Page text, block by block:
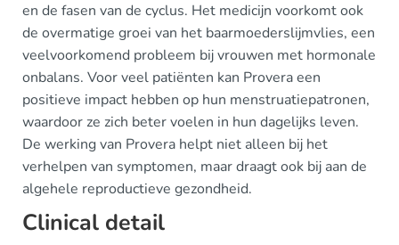
en de fasen van de cyclus. Het medicijn voorkomt ook
de overmatige groei van het baarmoederslijmvlies, een
veelvoorkomend probleem bij vrouwen met hormonale
onbalans. Voor veel patiënten kan Provera een
positieve impact hebben op hun menstruatiepatronen,
waardoor ze zich beter voelen in hun dagelijks leven.
De werking van Provera helpt niet alleen bij het
verhelpen van symptomen, maar draagt ook bij aan de
algehele reproductieve gezondheid.
Clinical detail